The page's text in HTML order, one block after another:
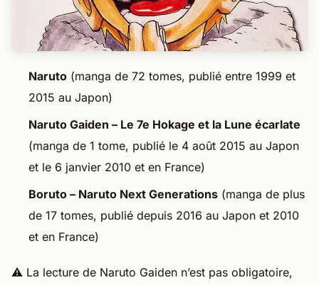
Naruto (manga de 72 tomes, publié entre 1999 et
2015 au Japon)
Naruto Gaiden – Le 7e Hokage et la Lune écarlate
(manga de 1 tome, publié le 4 août 2015 au Japon
et le 6 janvier 2010 et en France)
Boruto – Naruto Next Generations (manga de plus
de 17 tomes, publié depuis 2016 au Japon et 2010
et en France)
⚠️ La lecture de Naruto Gaiden n’est pas obligatoire,